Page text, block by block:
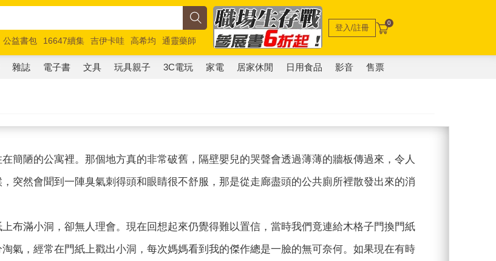
公益書包 16647續集 吉伊卡哇 高希均
通靈藥師
馬斯克 玩具總動員5 超慢跑
登入/註冊 0
雜誌 電子書 文具 玩具親子 3C電玩 家電 居家休閒 日用食品 影音 售票
簡陋的公寓裡。那個地方真的非常破舊，隔壁嬰兒的哭聲會透過薄薄的牆板傳過來，令人
突然會聞到一陣臭氣刺得頭和眼睛很不舒服，那是從走廊盡頭的公共廁所裡散發出來的消
布滿小洞，卻無人理會。現在回想起來仍覺得難以置信，當時我們竟連給木格子門換門紙
氣，經常在門紙上戳出小洞，每次媽媽看到我的傑作總是一臉的無可奈何。如果現在有時